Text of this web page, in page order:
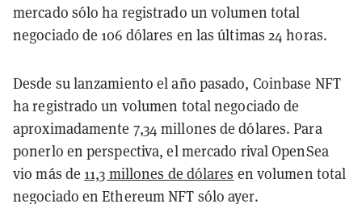
mercado sólo ha registrado un volumen total
negociado de 106 dólares en las últimas 24 horas.
Desde su lanzamiento el año pasado, Coinbase NFT
ha registrado un volumen total negociado de
aproximadamente 7,34 millones de dólares. Para
ponerlo en perspectiva, el mercado rival OpenSea
vio más de 11,3 millones de dólares en volumen total
negociado en Ethereum NFT sólo ayer.